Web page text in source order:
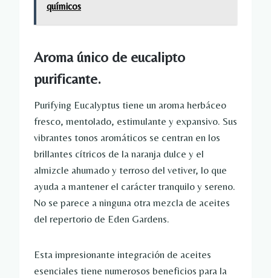
químicos
Aroma único de eucalipto
purificante.
Purifying Eucalyptus tiene un aroma herbáceo
fresco, mentolado, estimulante y expansivo. Sus
vibrantes tonos aromáticos se centran en los
brillantes cítricos de la naranja dulce y el
almizcle ahumado y terroso del vetiver, lo que
ayuda a mantener el carácter tranquilo y sereno.
No se parece a ninguna otra mezcla de aceites
del repertorio de Eden Gardens.
Esta impresionante integración de aceites
esenciales tiene numerosos beneficios para la